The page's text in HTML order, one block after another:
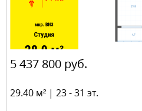
5 437 800 руб.
29.40 м² | 23 - 31 эт.